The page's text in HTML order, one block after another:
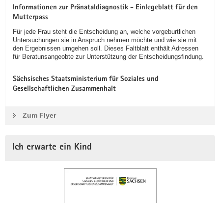
Informationen zur Pränataldiagnostik - Einlegeblatt für den
Mutterpass
Für jede Frau steht die Entscheidung an, welche vorgeburtlichen
Untersuchungen sie in Anspruch nehmen möchte und wie sie mit
den Ergebnissen umgehen soll. Dieses Faltblatt enthält Adressen
für Beratunsangeobte zur Unterstützung der Entscheidungsfindung.
Sächsisches Staatsministerium für Soziales und
Gesellschaftlichen Zusammenhalt
Zum Flyer
Ich erwarte ein Kind